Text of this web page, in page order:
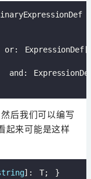
and:
然后我们可以编写
起来可能是这样